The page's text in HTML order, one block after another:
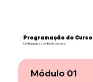
Programação do Curso
Confira abaixo o conteúdo do curso:
Módulo 01
Programação do Curso
Confira abaixo o conteúdo do curso:
Módulo 01